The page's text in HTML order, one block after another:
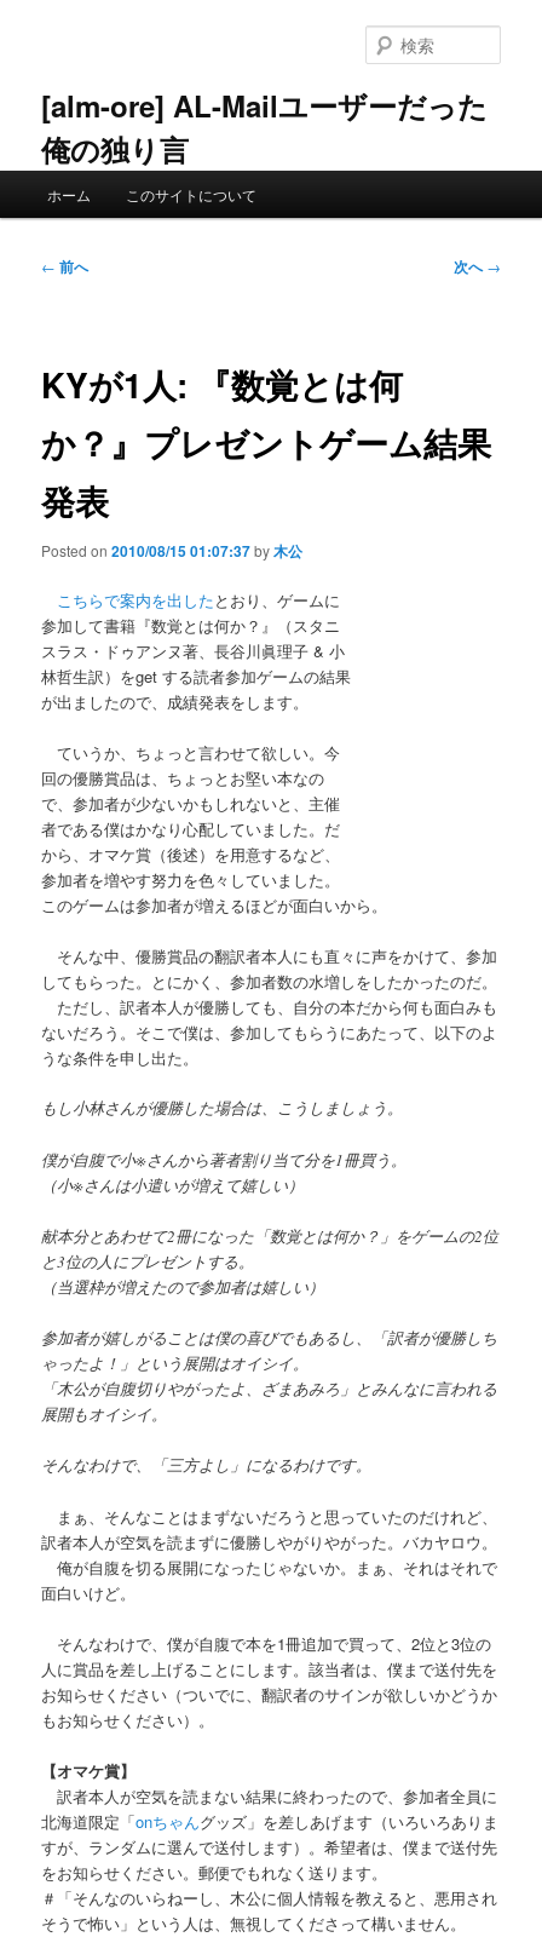
ン
へ
[alm-ore] AL-Mailユーザーだった
俺の独り言
索
ホーム このサイトについて
投
ー
ョ
ン
← 前へ 次へ→
KYが1人: 『数覚とは何
か？』プレゼントゲーム結果
発表
Posted on2010/08/15 01:07:37by木公
こちらで案内を出したとおり、ゲームに
参加して書籍『数覚とは何か？』（スタニ
スラス・ドゥアンヌ著、長谷川眞理子 & 小
林哲生訳）をget する読者参加ゲームの結果
が出ましたので、成績発表をします。
ていうか、ちょっと言わせて欲しい。今
回の優勝賞品は、ちょっとお堅い本なの
で、参加者が少ないかもしれないと、主催
者である僕はかなり心配していました。だ
から、オマケ賞（後述）を用意するなど、
参加者を増やす努力を色々していました。
このゲームは参加者が増えるほどが面白いから。
そんな中、優勝賞品の翻訳者本人にも直々に声をかけて、参加
してもらった。とにかく、参加者数の水増しをしたかったのだ。
ただし、訳者本人が優勝しても、自分の本だから何も面白みも
ないだろう。そこで僕は、参加してもらうにあたって、以下のよ
うな条件を申し出た。
もし小林さんが優勝した場合は、こうしましょう。
僕が自腹で小※さんから著者割り当て分を1冊買う。
（小※さんは小遣いが増えて嬉しい）
献本分とあわせて2冊になった「数覚とは何か？」をゲームの2位
と3位の人にプレゼントする。
（当選枠が増えたので参加者は嬉しい）
参加者が嬉しがることは僕の喜びでもあるし、「訳者が優勝しち
ゃったよ！」という展開はオイシイ。
「木公が自腹切りやがったよ、ざまあみろ」とみんなに言われる
展開もオイシイ。
そんなわけで、「三方よし」になるわけです。
まぁ、そんなことはまずないだろうと思っていたのだけれど、
訳者本人が空気を読まずに優勝しやがりやがった。バカヤロウ。
俺が自腹を切る展開になったじゃないか。まぁ、それはそれで
面白いけど。
そんなわけで、僕が自腹で本を1冊追加で買って、2位と3位の
人に賞品を差し上げることにします。該当者は、僕まで送付先を
お知らせください（ついでに、翻訳者のサインが欲しいかどうか
もお知らせください）。
【オマケ賞】
訳者本人が空気を読まない結果に終わったので、参加者全員に
北海道限定「onちゃんグッズ」を差しあげます（いろいろありま
すが、ランダムに選んで送付します）。希望者は、僕まで送付先
をお知らせください。郵便でもれなく送ります。
＃「そんなのいらねーし、木公に個人情報を教えると、悪用され
そうで怖い」という人は、無視してくださって構いません。